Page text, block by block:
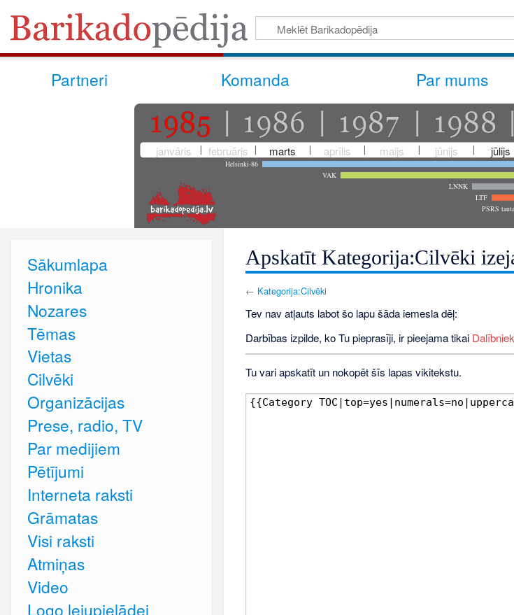
Partneri Komanda Par mums
janvāris februāris marts aprīlis maijs jūnijs jūlijs
Helsinki-86
VAK
LNNK
LTF
PSRS
Apskatīt Kategorija:Cilvēki
← Kategorija:Cilvēki
Tev nav atļauts labot šo lapu šāda iemesla dēļ:
Darbības izpilde, ko Tu pieprasīji, ir pieejama tikai
Tu vari apskatīt un nokopēt šīs lapas vikitekstu.
Sākumlapa
Hronika
Nozares
Tēmas
Vietas
Cilvēki
Organizācijas
Prese, radio, TV
Par medijiem
Pētījumi
Interneta raksti
Grāmatas
Visi raksti
Atmiņas
Video
Logo lejupielādei